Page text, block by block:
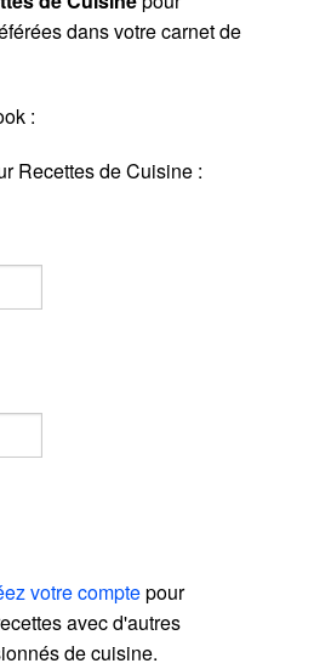
dans votre carnet de
:
Recettes de Cuisine :
votre comptepour
avec d'autres
de cuisine.